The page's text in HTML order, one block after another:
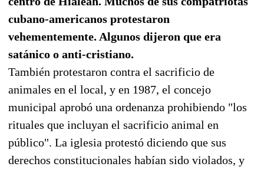
cubano-americanos protestaron
vehementemente. Algunos dijeron que era
satánico o anti-cristiano.
También protestaron contra el sacrificio de
animales en el local, y en 1987, el concejo
municipal aprobó una ordenanza prohibiendo "los
rituales que incluyan el sacrificio animal en
público". La iglesia protestó diciendo que sus
derechos constitucionales habían sido violados, y